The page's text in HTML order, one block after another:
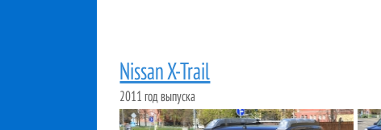
Nissan X-Trail
2011 год выпуска